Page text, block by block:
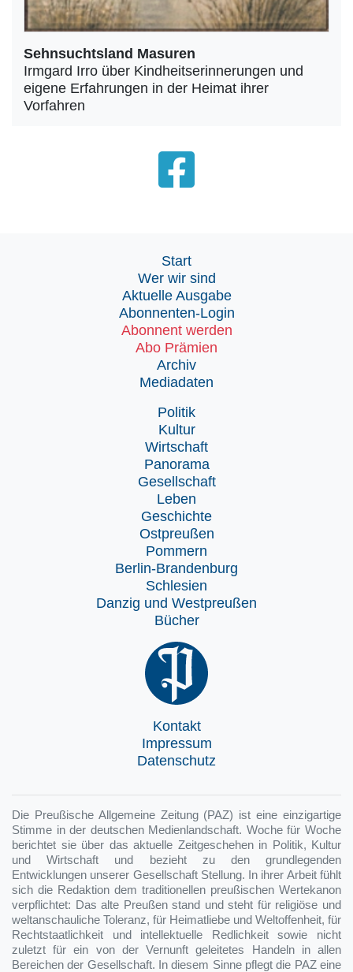
Sehnsuchtsland Masuren
Irmgard Irro über Kindheitserinnerungen und
eigene Erfahrungen in der Heimat ihrer
Vorfahren
Start
Wer wir sind
Aktuelle Ausgabe
Abonnenten-Login
Abonnent werden
Abo Prämien
Archiv
Mediadaten
Politik
Kultur
Wirtschaft
Panorama
Gesellschaft
Leben
Geschichte
Ostpreußen
Pommern
Berlin-Brandenburg
Schlesien
Danzig und Westpreußen
Bücher
Kontakt
Impressum
Datenschutz
Die Preußische Allgemeine Zeitung (PAZ) ist eine einzigartige
Stimme in der deutschen Medienlandschaft. Woche für Woche
berichtet sie über das aktuelle Zeitgeschehen in Politik, Kultur
und Wirtschaft und bezieht zu den grundlegenden
Entwicklungen unserer Gesellschaft Stellung. In ihrer Arbeit fühlt
sich die Redaktion dem traditionellen preußischen Wertekanon
verpflichtet: Das alte Preußen stand und steht für religiöse und
weltanschauliche Toleranz, für Heimatliebe und Weltoffenheit, für
Rechtstaatlichkeit und intellektuelle Redlichkeit sowie nicht
zuletzt für ein von der Vernunft geleitetes Handeln in allen
Bereichen der Gesellschaft. In diesem Sinne pflegt die PAZ eine